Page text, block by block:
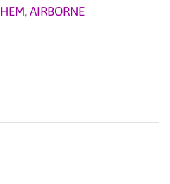
, AIRBORNE